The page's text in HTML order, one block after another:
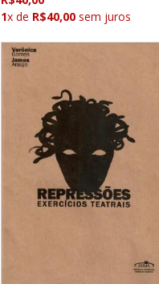
1x de R$40,00 sem juros